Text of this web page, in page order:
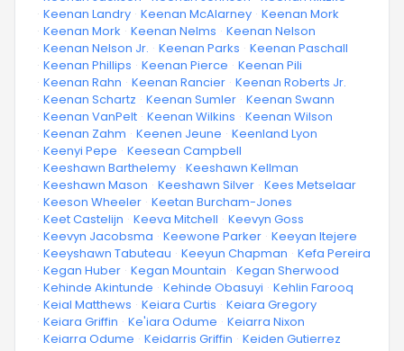
· Keenan Landry · Keenan McAlarney · Keenan Mork
· Keenan Mork · Keenan Nelms · Keenan Nelson
· Keenan Nelson Jr. · Keenan Parks · Keenan Paschall
· Keenan Phillips · Keenan Pierce · Keenan Pili
· Keenan Rahn · Keenan Rancier · Keenan Roberts Jr.
· Keenan Schartz · Keenan Sumler · Keenan Swann
· Keenan VanPelt · Keenan Wilkins · Keenan Wilson
· Keenan Zahm · Keenen Jeune · Keenland Lyon
· Keenyi Pepe · Keesean Campbell
· Keeshawn Barthelemy · Keeshawn Kellman
· Keeshawn Mason · Keeshawn Silver · Kees Metselaar
· Keeson Wheeler · Keetan Burcham-Jones
· Keet Castelijn · Keeva Mitchell · Keevyn Goss
· Keevyn Jacobsma · Keewone Parker · Keeyan Itejere
· Keeyshawn Tabuteau · Keeyun Chapman · Kefa Pereira
· Kegan Huber · Kegan Mountain · Kegan Sherwood
· Kehinde Akintunde · Kehinde Obasuyi · Kehlin Farooq
· Keial Matthews · Keiara Curtis · Keiara Gregory
· Keiara Griffin · Ke'iara Odume · Keiarra Nixon
· Keiarra Odume · Keidarris Griffin · Keiden Gutierrez